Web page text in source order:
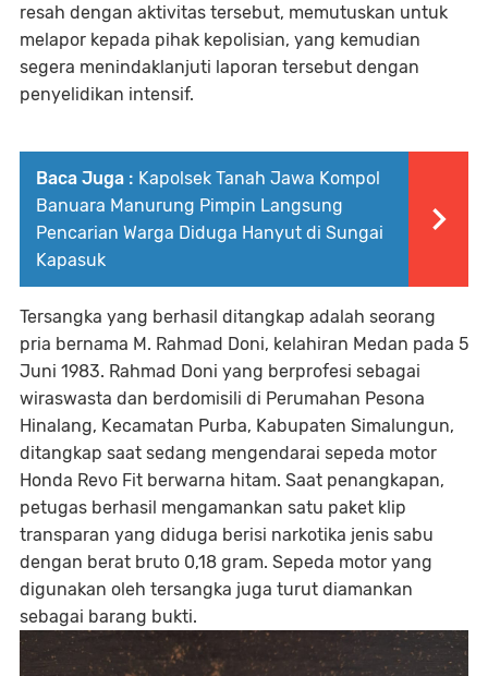
resah dengan aktivitas tersebut, memutuskan untuk
melapor kepada pihak kepolisian, yang kemudian
segera menindaklanjuti laporan tersebut dengan
penyelidikan intensif.
Baca Juga : Kapolsek Tanah Jawa Kompol
Banuara Manurung Pimpin Langsung
Pencarian Warga Diduga Hanyut di Sungai
Kapasuk
Tersangka yang berhasil ditangkap adalah seorang
pria bernama M. Rahmad Doni, kelahiran Medan pada 5
Juni 1983. Rahmad Doni yang berprofesi sebagai
wiraswasta dan berdomisili di Perumahan Pesona
Hinalang, Kecamatan Purba, Kabupaten Simalungun,
ditangkap saat sedang mengendarai sepeda motor
Honda Revo Fit berwarna hitam. Saat penangkapan,
petugas berhasil mengamankan satu paket klip
transparan yang diduga berisi narkotika jenis sabu
dengan berat bruto 0,18 gram. Sepeda motor yang
digunakan oleh tersangka juga turut diamankan
sebagai barang bukti.